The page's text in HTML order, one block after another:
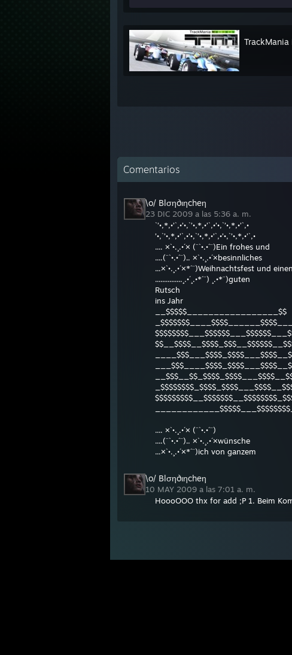
TrackMania
Comentarios
\o/ Blση∂ιηcheη
23 DIC 2009 a las 5:36 a. m.
`’•,*,•’`,•’•,`’•,*,•’`,•’•,`’•,*,•’`,•
’•,`’•,*,•’`,•’•,`’•,*,•’`,•’•,`’•,*,•’`,•
.... ×`•.¸.•´× (¨`•.•´¨)Ein frohes und
....(¨`•.•´¨).. ×`•.¸.•´×besinnliches
...×`•.¸.•´×*´¨)Weihnachtsfest und einen
...............¸.•´¸.•*´¨) ¸.•*¨)guten
Rutsch
ins Jahr
__$$$$$_________________$$
.... ×`•.¸.•´× (¨`•.•´¨)
....(¨`•.•´¨).. ×`•.¸.•´×wünsche
...×`•.¸.•´×*´¨)ich von ganzem
\o/ Blση∂ιηcheη
10 MAY 2009 a las 7:01 a. m.
HoooOOO thx for add ;P 1. Beim